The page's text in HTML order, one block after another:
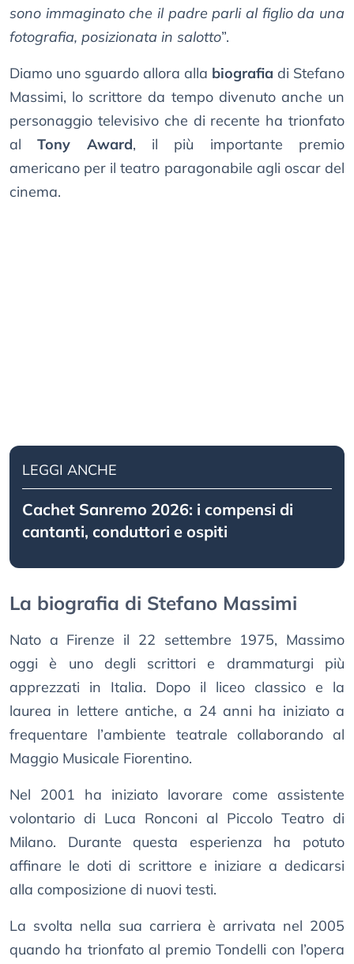
sono immaginato che il padre parli al figlio da una
fotografia, posizionata in salotto”.
Diamo uno sguardo allora alla biografia di Stefano
Massimi, lo scrittore da tempo divenuto anche un
personaggio televisivo che di recente ha trionfato
alTony Award, il più importante premio
americano per il teatro paragonabile agli oscar del
cinema.
LEGGI ANCHE
Cachet Sanremo 2026: i compensi di
cantanti, conduttori e ospiti
La biografia di Stefano Massimi
Nato a Firenze il 22 settembre 1975, Massimo
oggi è uno degli scrittori e drammaturgi più
apprezzati in Italia. Dopo il liceo classico e la
laurea in lettere antiche, a 24 anni ha iniziato a
frequentare l’ambiente teatrale collaborando al
Maggio Musicale Fiorentino.
Nel 2001 ha iniziato lavorare come assistente
volontario di Luca Ronconi al Piccolo Teatro di
Milano. Durante questa esperienza ha potuto
affinare le doti di scrittore e iniziare a dedicarsi
alla composizione di nuovi testi.
La svolta nella sua carriera è arrivata nel 2005
quando ha trionfato al premio Tondelli con l’opera